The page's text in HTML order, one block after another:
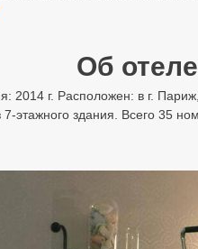
Об
2014 г. Расположен: в г.
7-этажного здания. Всего 35